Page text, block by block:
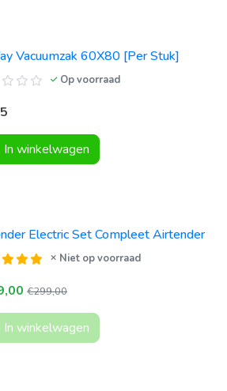
Vacuumzak 60X80 [Per Stuk]
Op voorraad
In winkelwagen
Electric Set Compleet Airtender
Niet op voorraad
€299,00
In winkelwagen